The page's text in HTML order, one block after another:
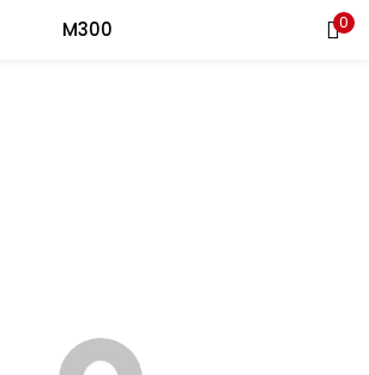
M300 0
Recherche
et le mot de passe pour vous
Connexion